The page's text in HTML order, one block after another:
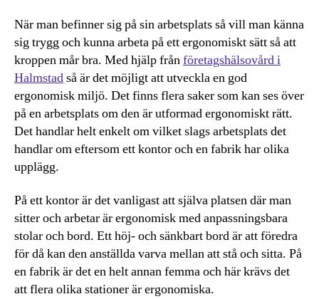
När man befinner sig på sin arbetsplats så vill man känna
sig trygg och kunna arbeta på ett ergonomiskt sätt så att
kroppen mår bra. Med hjälp frånföretagshälsovård i
Halmstadså är det möjligt att utveckla en god
ergonomisk miljö. Det finns flera saker som kan ses över
på en arbetsplats om den är utformad ergonomiskt rätt.
Det handlar helt enkelt om vilket slags arbetsplats det
handlar om eftersom ett kontor och en fabrik har olika
upplägg.
På ett kontor är det vanligast att själva platsen där man
sitter och arbetar är ergonomisk med anpassningsbara
stolar och bord. Ett höj- och sänkbart bord är att föredra
för då kan den anställda varva mellan att stå och sitta. På
en fabrik är det en helt annan femma och här krävs det
att flera olika stationer är ergonomiska.